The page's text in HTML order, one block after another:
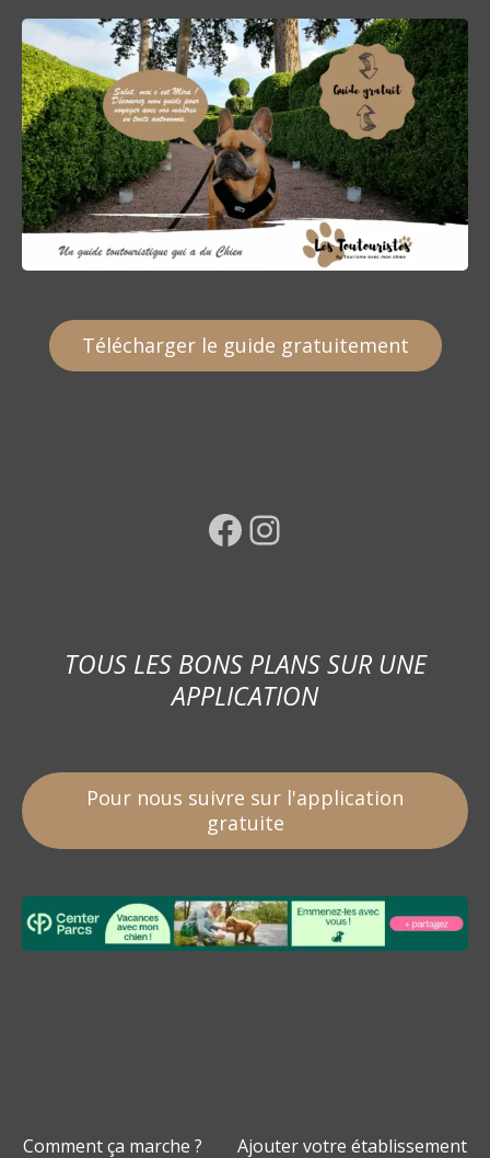
Télécharger le guide gratuitement
Facebook Instagram
TOUS LES BONS PLANS SUR UNE
APPLICATION
Pour nous suivre sur l'application
gratuite
Comment ça marche ? Ajouter votre établissement